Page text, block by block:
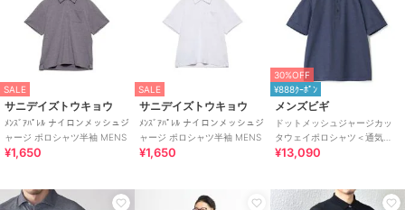
SALE
サニデイズトウキョウ
ﾒﾝｽﾞｱﾊﾟﾚﾙ ナイロンメッシュジ
ャージ ポロシャツ半袖 MENS
¥1,650
SALE
サニデイズトウキョウ
ﾒﾝｽﾞｱﾊﾟﾚﾙ ナイロンメッシュジ
ャージ ポロシャツ半袖 MENS
¥1,650
30%OFF
¥888ｸｰﾎﾟﾝ
メンズビギ
ドットメッシュジャージカッ
タウェイポロシャツ＜通気
性、接触冷感＞
¥13,090